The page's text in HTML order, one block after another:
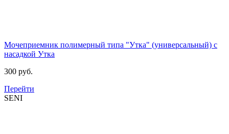
Мочеприемник полимерный типа "Утка" (универсальный) с
насадкой Утка
300 руб.
Перейти
SENI